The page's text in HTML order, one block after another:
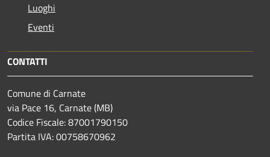
Luoghi
Eventi
CONTATTI
Comune di Carnate
via Pace 16, Carnate (MB)
Codice Fiscale: 87001790150
Partita IVA: 00758670962